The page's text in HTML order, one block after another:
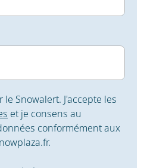
Snowalert. J'accepte les
et je consens au
conformément aux